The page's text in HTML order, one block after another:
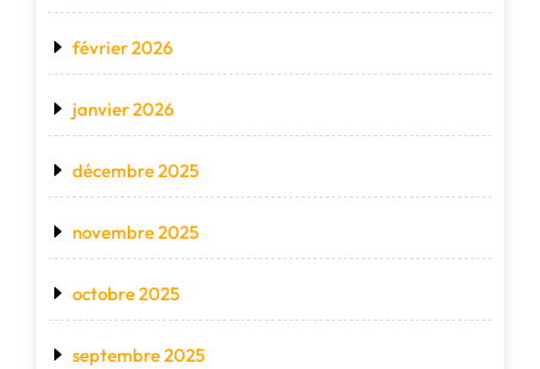
février 2026
janvier 2026
décembre 2025
novembre 2025
octobre 2025
septembre 2025